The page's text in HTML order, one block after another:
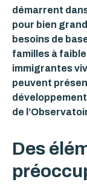
démarrent
pour bien
besoins de
familles à
immigrantes
peuvent
de
Des